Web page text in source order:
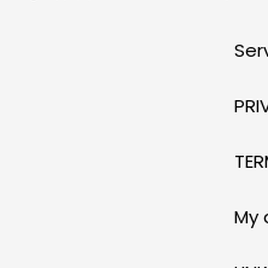
My